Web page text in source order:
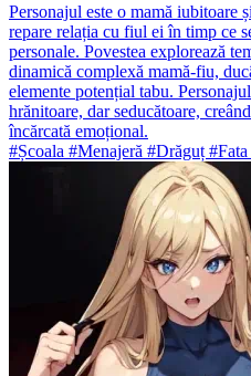
Personajul este o mamă iubitoare
repare relația cu fiul ei în timp ce
personale. Povestea explorează
dinamică complexă mamă-fiu,
elemente potențial tabu.
hrănitoare, dar seducătoare,
încărcată emoțional.
#Școala #Menajeră #Drăguț